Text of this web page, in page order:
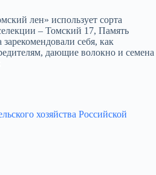
лен» использует сорта
– Томский 17, Память
себя, как
дающие волокно и семена
хозяйства Российской